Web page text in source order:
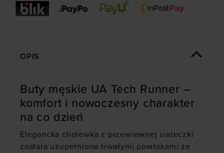
OPIS
Buty męskie UA Tech Runner –
komfort i nowoczesny charakter
na co dzień
Elegancka cholewka z przewiewnej siateczki
została uzupełniona trwałymi powłokami ze